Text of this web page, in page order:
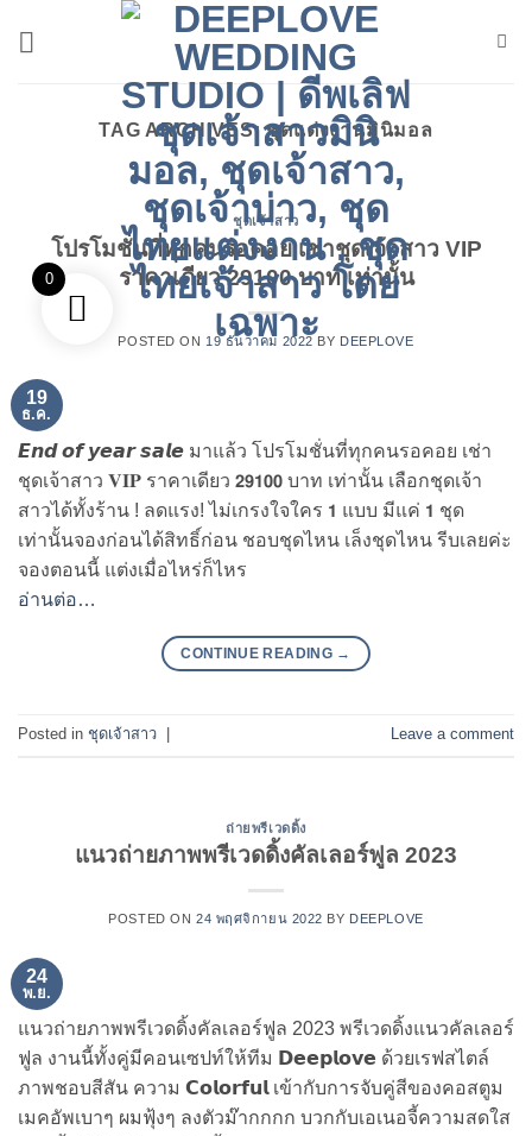
TAG ARCHIVES:ชุดแต่งงานมินิมอล
ชุดเจ้าสาว
โปรโมชั่นที่ทุกคนรอคอย เช่าชุดเจ้าสาว VIP
ราคาเดียว 29100 บาท เท่านั้น
POSTED ON 19 ธันวาคม 2022 BY DEEPLOVE
19
ธ.ค.
𝙀𝙣𝙙 𝙤𝙛 𝙮𝙚𝙖𝙧 𝙨𝙖𝙡𝙚 มาแล้ว โปรโมชั่นที่ทุกคนรอคอย เช่า
ชุดเจ้าสาว 𝐕𝐈𝐏 ราคาเดียว 𝟮𝟵𝟭𝟬𝟬 บาท เท่านั้น เลือกชุดเจ้า
สาวได้ทั้งร้าน ! ลดแรง! ไม่เกรงใจใคร 𝟭 แบบ มีแค่ 𝟭 ชุด
เท่านั้นจองก่อนได้สิทธิ์ก่อน ชอบชุดไหน เล็งชุดไหน รีบเลยค่ะ
จองตอนนี้ แต่งเมื่อไหร่ก็ไหร
อ่านต่อ…
CONTINUE READING →
Posted in ชุดเจ้าสาว Leave a comment
ถ่ายพรีเวดดิ้ง
แนวถ่ายภาพพรีเวดดิ้งคัลเลอร์ฟูล 2023
POSTED ON 24 พฤศจิกายน 2022 BY DEEPLOVE
24
พ.ย.
แนวถ่ายภาพพรีเวดดิ้งคัลเลอร์ฟูล 2023 พรีเวดดิ้งแนวคัลเลอร์
ฟูล งานนี้ทั้งคู่มีคอนเซปท์ให้ทีม 𝗗𝗲𝗲𝗽𝗹𝗼𝘃𝗲 ด้วยเรฟสไตล์
ภาพชอบสีสัน ความ 𝗖𝗼𝗹𝗼𝗿𝗳𝘂𝗹 เข้ากับการจับคู่สีของคอสตูม
เมคอัพเบาๆ ผมฟุ้งๆ ลงตัวม๊ากกกก บวกกับเอเนอจี้ความสดใส
0